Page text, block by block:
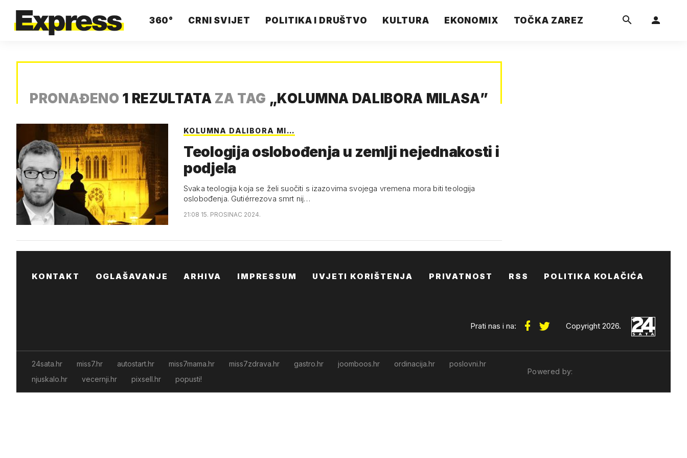
360° CRNI SVIJET POLITIKA I DRUŠTVO KULTURA EKONOMIX TOČKA ZAREZ
PRONAĐENO 1 REZULTATA ZA TAG „KOLUMNA DALIBORA MILASA”
KOLUMNA DALIBORA MI…
Teologija oslobođenja u zemlji nejednakosti i
podjela
Svaka teologija koja se želi suočiti s izazovima svojega vremena mora biti teologija
oslobođenja. Gutiérrezova smrt nij…
21:08 15. PROSINAC 2024.
KONTAKT OGLAŠAVANJE ARHIVA IMPRESSUM UVJETI KORIŠTENJA PRIVATNOST RSS POLITIKA KOLAČIĆA
Prati nas i na: Copyright 2026.
24sata.hr miss7.hr autostart.hr miss7mama.hr miss7zdrava.hr gastro.hr joomboos.hr ordinacija.hr
poslovni.hr
njuskalo.hr
vecernji.hr pixsell.hr popusti!
Powered by: